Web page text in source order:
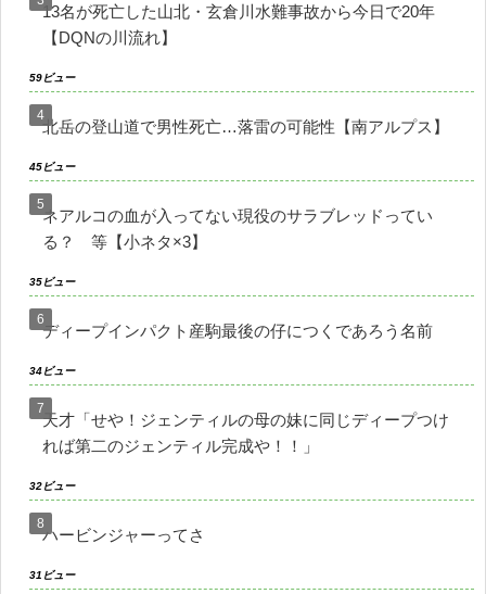
13名が死亡した山北・玄倉川水難事故から今日で20年
【DQNの川流れ】
59ビュー
北岳の登山道で男性死亡…落雷の可能性【南アルプス】
45ビュー
ネアルコの血が入ってない現役のサラブレッドってい
る？ 等【小ネタ×3】
35ビュー
ディープインパクト産駒最後の仔につくであろう名前
34ビュー
天才「せや！ジェンティルの母の妹に同じディープつけ
れば第二のジェンティル完成や！！」
32ビュー
ハービンジャーってさ
31ビュー